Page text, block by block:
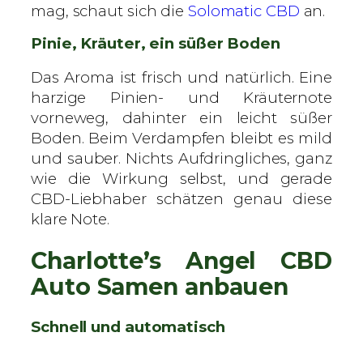
mag, schaut sich die Solomatic CBD an.
Pinie, Kräuter, ein süßer Boden
Das Aroma ist frisch und natürlich. Eine
harzige Pinien- und Kräuternote
vorneweg, dahinter ein leicht süßer
Boden. Beim Verdampfen bleibt es mild
und sauber. Nichts Aufdringliches, ganz
wie die Wirkung selbst, und gerade
CBD-Liebhaber schätzen genau diese
klare Note.
Charlotte’s Angel CBD
Auto Samen anbauen
Schnell und automatisch